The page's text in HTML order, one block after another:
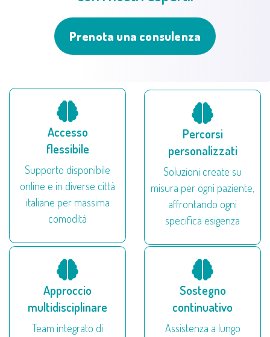
Prenota una consulenza
Accesso
flessibile
Supporto disponibile
online e in diverse città
italiane per massima
comodità
Percorsi
personalizzati
Soluzioni create su
misura per ogni paziente,
affrontando ogni
specifica esigenza
Approccio
multidisciplinare
Team integrato di
Sostegno
continuativo
Assistenza a lungo